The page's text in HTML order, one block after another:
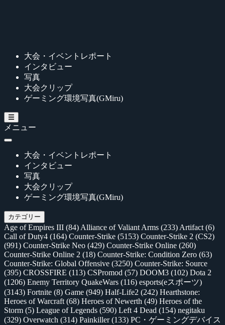
大会・イベントレポート
インタビュー
写真
大会クリップ
ゲーミング環境写真(GMiru)
メニュー
大会・イベントレポート
インタビュー
写真
大会クリップ
ゲーミング環境写真(GMiru)
カテゴリー
Age of Empires III (84) Alliance of Valiant Arms (233) Artifact (6)
Call of Duty4 (164) Counter-Strike (5153) Counter-Strike 2 (CS2)
(991) Counter-Strike Neo (429) Counter-Strike Online (260)
Counter-Strike Online 2 (18) Counter-Strike: Condition Zero (63)
Counter-Strike: Global Offensive (3250) Counter-Strike: Source
(395) CROSSFIRE (113) CSPromod (57) DOOM3 (102) Dota 2
(1206) Enemy Territory QuakeWars (116) esports(eスポーツ)
(3143) Fortnite (8) Game (949) Half-Life2 (242) Hearthstone:
Heroes of Warcraft (68) Heroes of Newerth (49) Heroes of the
Storm (5) League of Legends (590) Left 4 Dead (154) negitaku
(329) Overwatch (314) Painkiller(133) PC・ゲーミングデバイス